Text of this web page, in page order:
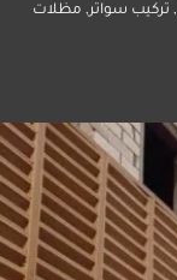
, تركيب سواتر , مظلات